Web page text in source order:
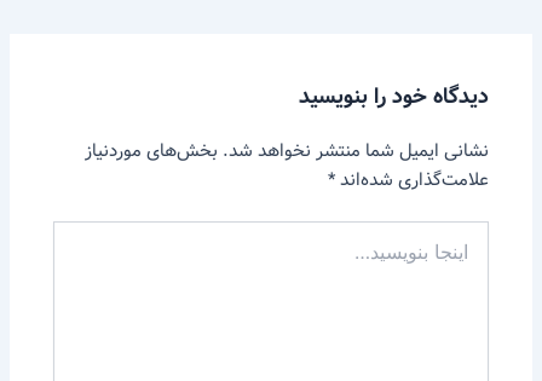
دیدگاه‌ خود را بنویسید
نشانی ایمیل شما منتشر نخواهد شد. بخش‌های موردنیاز
علامت‌گذاری شده‌اند*
بنویسید…